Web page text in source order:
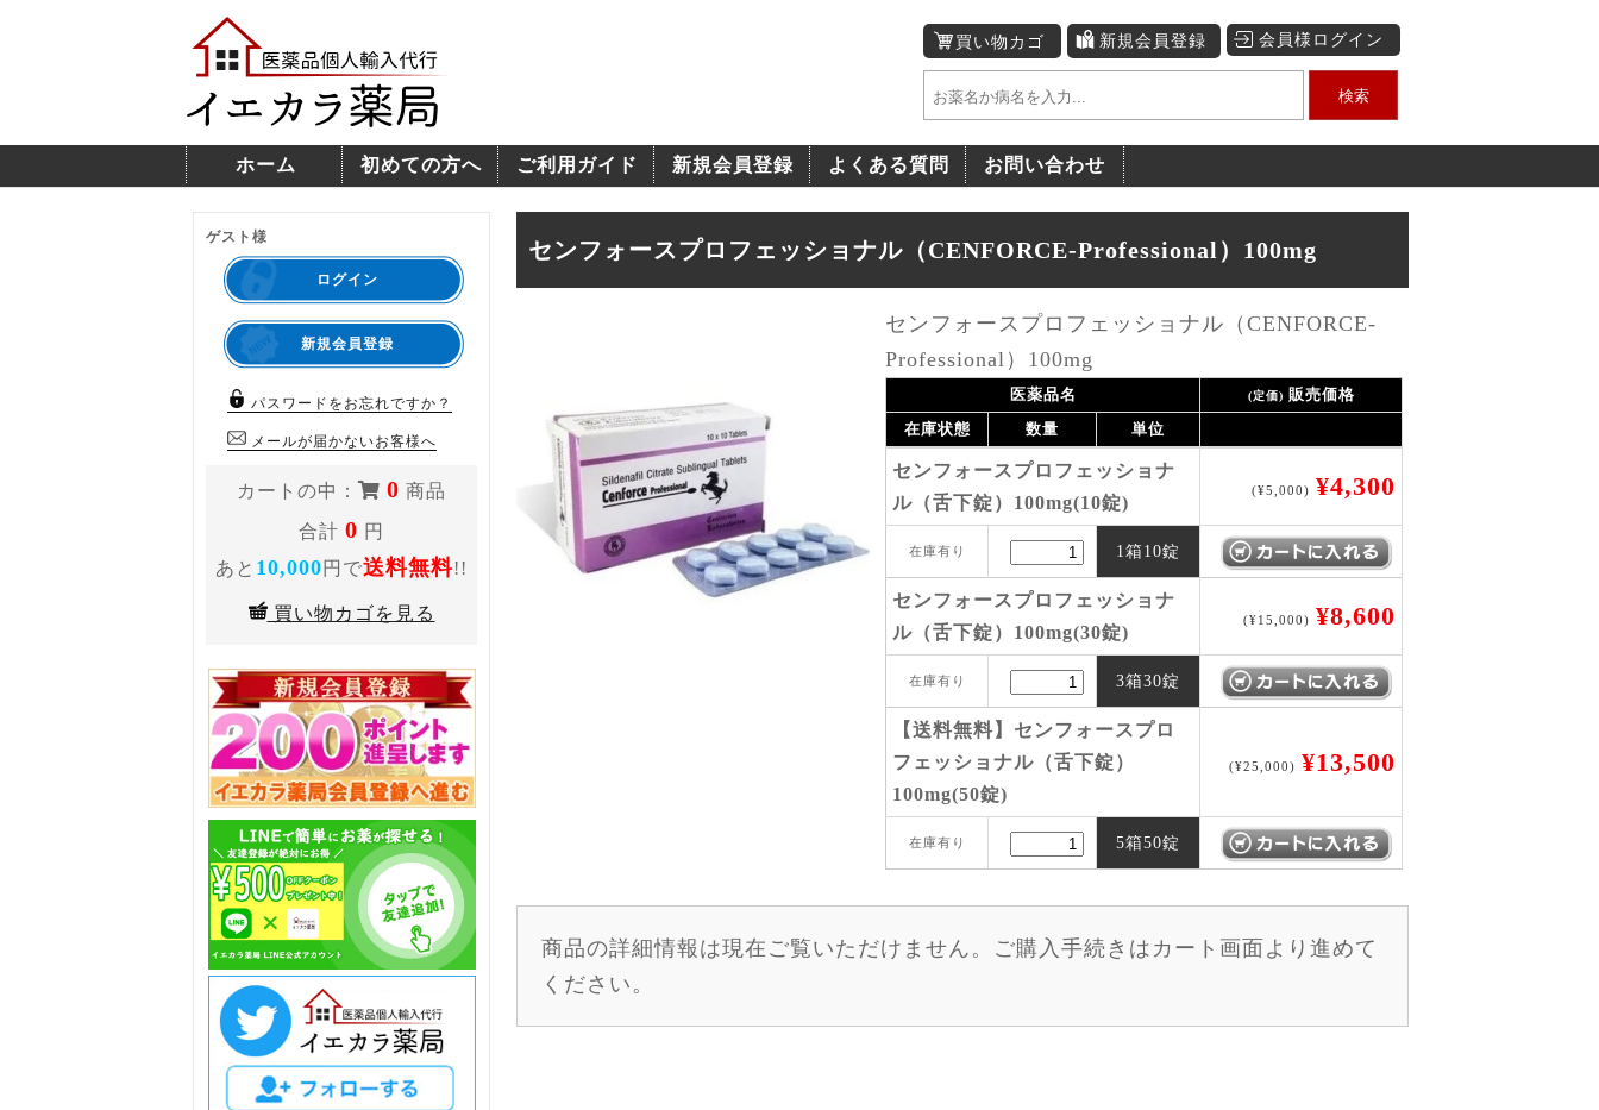
買い物カゴ 新規会員登録 会員様ログイン
検索
ホーム 初めての方へ ご利用ガイド 新規会員登録 よくある質問 お問い合わせ
センフォースプロフェッショナル（CENFORCE-Professional）100mg
センフォースプロフェッショナル（CENFORCE-
Professional）100mg
医薬品名 (定価) 販売価格
在庫状態
数量 単位
センフォースプロフェッショナ
ル（舌下錠）100mg(10錠)
(¥5,000) ¥4,300
在庫有り 1箱10錠
センフォースプロフェッショナ
ル（舌下錠）100mg(30錠)
(¥15,000) ¥8,600
在庫有り 3箱30錠
【送料無料】センフォースプロ
フェッショナル（舌下錠）
100mg(50錠)
(¥25,000) ¥13,500
在庫有り 5箱50錠
商品の詳細情報は現在ご覧いただけません。ご購入手続きはカート画面より進めて
ください。
ゲスト様
ログイン
新規会員登録
パスワードをお忘れですか？
メールが届かないお客様へ
カートの中： 0 商品
合計 0 円
あと 10,000 円で送料無料!!
買い物カゴを見る